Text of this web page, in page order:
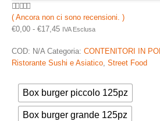
0 Di 5
( Ancora non ci sono recensioni. )
€0,00 - €17,45Fascia
prezzo:
da
a
€17,45
IVA Esclusa
COD: N/A Categoria: CONTENITORI IN
Ristorante Sushi e Asiatico, Street Food
Box burger piccolo 125pz
Box burger grande 125pz